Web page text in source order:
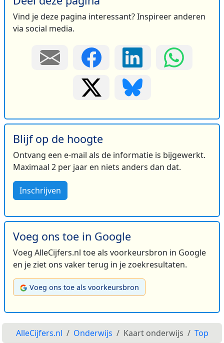
Vind je deze pagina interessant? Inspireer anderen
via social media.
Blijf op de hoogte
Ontvang een e-mail als de informatie is bijgewerkt.
Maximaal 2 per jaar en niets anders dan dat.
Inschrijven
Voeg ons toe in Google
Voeg AlleCijfers.nl toe als voorkeursbron in Google
en je ziet ons vaker terug in je zoekresultaten.
Voeg ons toe als voorkeursbron
AlleCijfers.nl Onderwijs Kaart onderwijs Top